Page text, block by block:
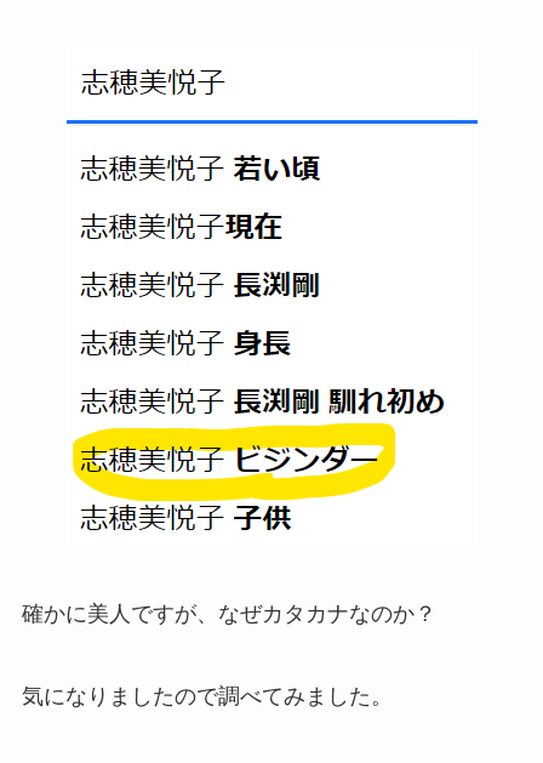
確かに美人ですが、なぜカタカナなのか？
気になりましたので調べてみました。